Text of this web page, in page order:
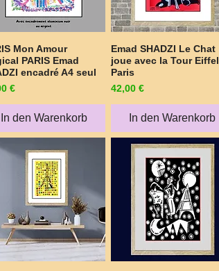
Schnellansicht
Mon Amour
PARIS Emad
encadré A4 seul
€
In den Warenkorb
Schnellansicht
Emad SHADZI Le Chat
joue avec la Tour Eiffel
Paris
Preis
42,00 €
In den Warenkorb